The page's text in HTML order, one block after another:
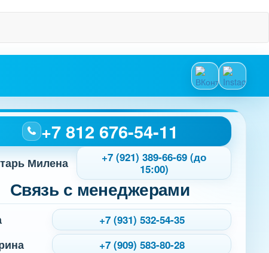
+7 812 676-54-11
Милена
+7 (921) 389-66-69 (до
15:00)
Связь с менеджерами
+7 (931) 532-54-35
+7 (909) 583-80-28